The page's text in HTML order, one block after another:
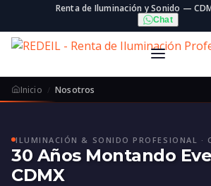
Renta de Iluminación y Sonido —
Chat
Inicio Nosotros
ILUMINACIÓN & SONIDO PROFESIONAL ·
30 Años Montando
CDMX